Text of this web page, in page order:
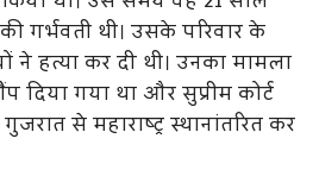
गर्भवती थी। उसके परिवार के
ने हत्या कर दी थी। उनका मामला
दिया गया था और सुप्रीम कोर्ट
से महाराष्ट्र स्थानांतरित कर